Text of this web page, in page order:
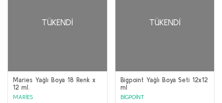
TÜKENDI
Maries Yağlı Boya 18 Renk x
12 ml.
MARİES
TÜKENDI
Bigpoint Yağlı Boya Seti 12x12
ml
BİGPOİNT